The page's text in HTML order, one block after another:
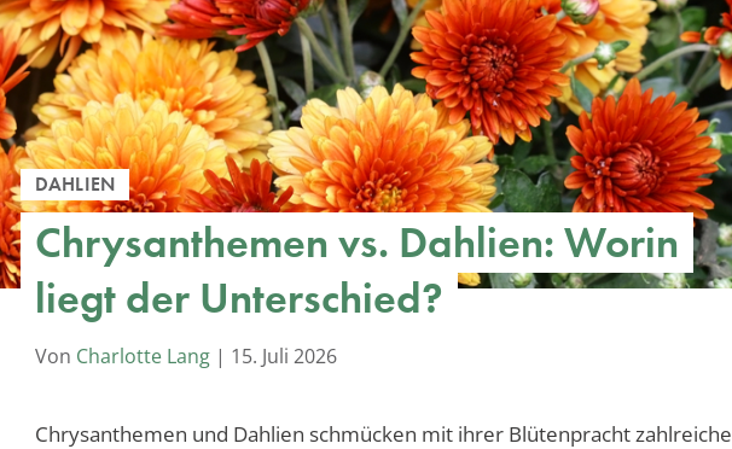
DAHLIEN
Chrysanthemen vs. Dahlien: Worin
liegt der Unterschied?
Von Charlotte Lang | 15. Juli 2026
Chrysanthemen und Dahlien schmücken mit ihrer Blütenpracht zahlreiche